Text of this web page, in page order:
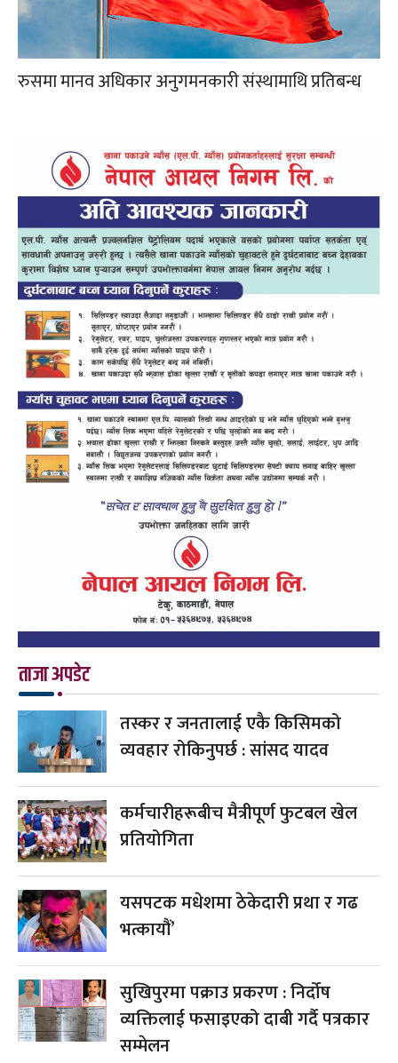
रुसमा मानव अधिकार अनुगमनकारी संस्थामाथि प्रतिबन्ध
ताजा अपडेट
तस्कर र जनतालाई एकै किसिमको
व्यवहार रोकिनुपर्छ : सांसद यादव
कर्मचारीहरूबीच मैत्रीपूर्ण फुटबल खेल
प्रतियोगिता
यसपटक मधेशमा ठेकेदारी प्रथा र गढ
भत्कायौं’
सुखिपुरमा पक्राउ प्रकरण : निर्दोष
व्यक्तिलाई फसाइएको दाबी गर्दै पत्रकार
सम्मेलन